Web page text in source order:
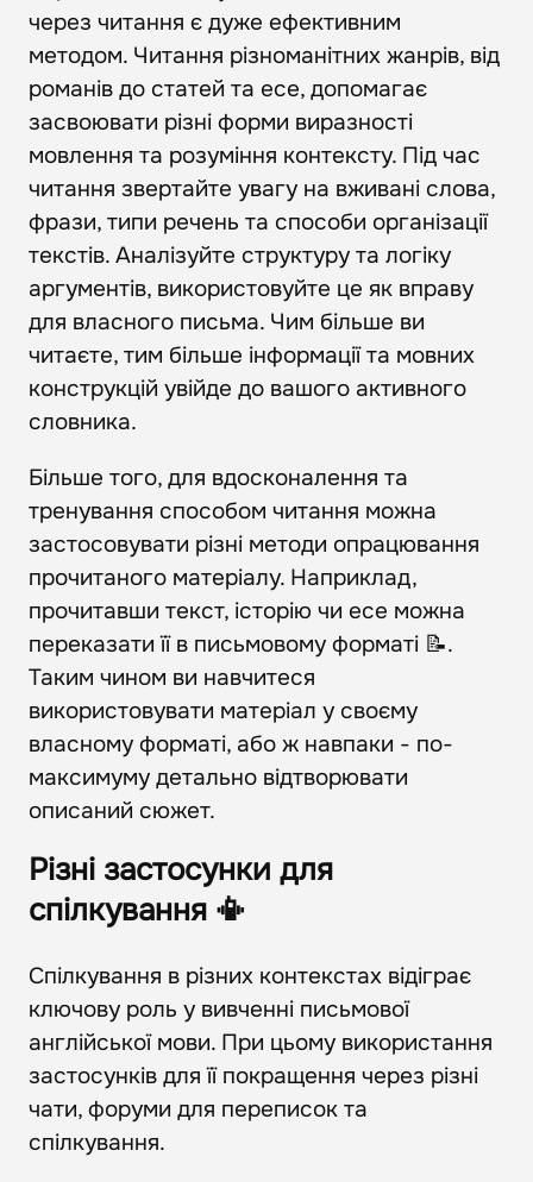
через читання є дуже ефективним
методом. Читання різноманітних жанрів, від
романів до статей та есе, допомагає
засвоювати різні форми виразності
мовлення та розуміння контексту. Під час
читання звертайте увагу на вживані слова,
фрази, типи речень та способи організації
текстів. Аналізуйте структуру та логіку
аргументів, використовуйте це як вправу
для власного письма. Чим більше ви
читаєте, тим більше інформації та мовних
конструкцій увійде до вашого активного
словника.
Більше того, для вдосконалення та
тренування способом читання можна
застосовувати різні методи опрацювання
прочитаного матеріалу. Наприклад,
прочитавши текст, історію чи есе можна
переказати її в письмовому форматі 📝.
Таким чином ви навчитеся
використовувати матеріал у своєму
власному форматі, або ж навпаки - по-
максимуму детально відтворювати
описаний сюжет.
Різні застосунки для
спілкування 📳
Спілкування в різних контекстах відіграє
ключову роль у вивченні письмової
англійської мови. При цьому використання
застосунків для її покращення через різні
чати, форуми для переписок та
спілкування.